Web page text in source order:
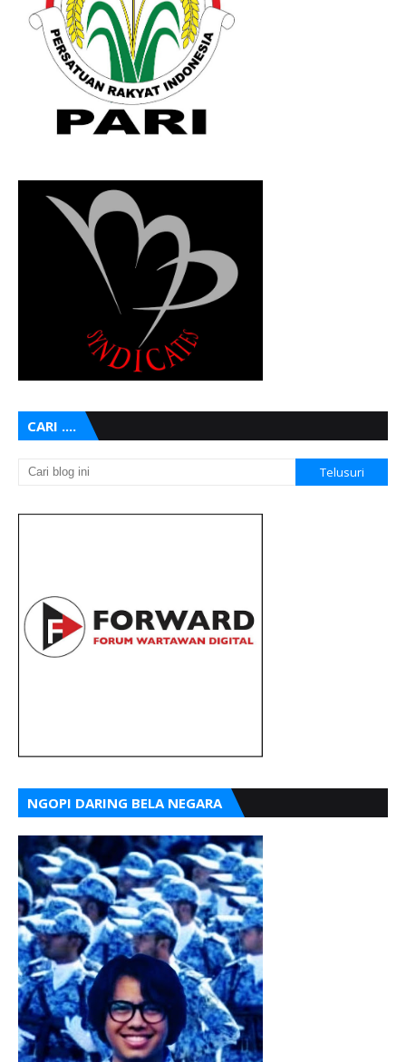
CARI ....
NGOPI DARING BELA NEGARA